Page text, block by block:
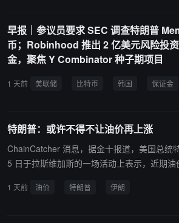
元。
早报｜参议员要求 SEC 调查特朗普
币；Robinhood 推出 2 亿美元风险投
金，聚焦 Y Combinator 种子期项目
1 天前 美联储 比特币 韩国 保证金
特朗普：或许不得不让油价再上涨
ChainCatcher 消息，据金十报道，美国总统
5 日于拉斯维加斯的一场活动上表示，近期
有进一步解释这句话的含义。美联社分析指出
1 天前 油价 特朗普 伊朗